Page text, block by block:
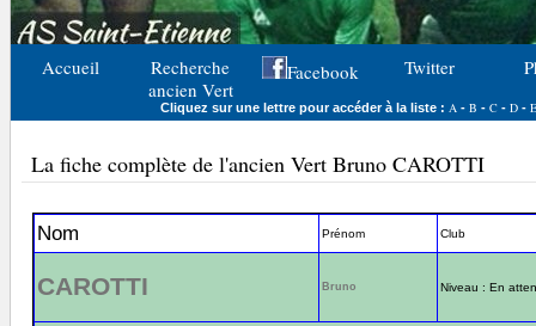
Accueil
Recherche
ancien Vert
Facebook Twitter
Cliquez sur une lettre pour accéder à la liste : A - B - C- D- E
La fiche complète de l'ancien Vert Bruno CAROTTI
Nom Prénom Club
CAROTTI Bruno Niveau : En